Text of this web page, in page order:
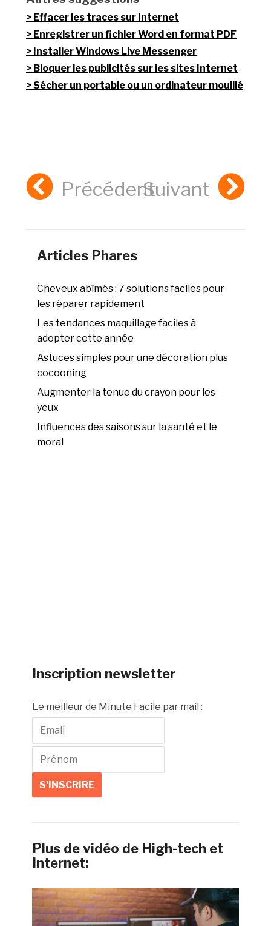
Effacer les traces sur Internet
Enregistrer un fichier Word en format PDF
Installer Windows Live Messenger
Bloquer les publicités sur les sites Internet
Sécher un portable ou un ordinateur mouillé
PrécédentSuivant
Articles Phares
Cheveux abîmés : 7 solutions faciles pour
les réparer rapidement
Les tendances maquillage faciles à
adopter cette année
Astuces simples pour une décoration plus
cocooning
Augmenter la tenue du crayon pour les
yeux
Influences des saisons sur la santé et le
moral
Inscription newsletter
Le meilleur de Minute Facile par mail :
Plus de vidéo de High-tech et
Internet: